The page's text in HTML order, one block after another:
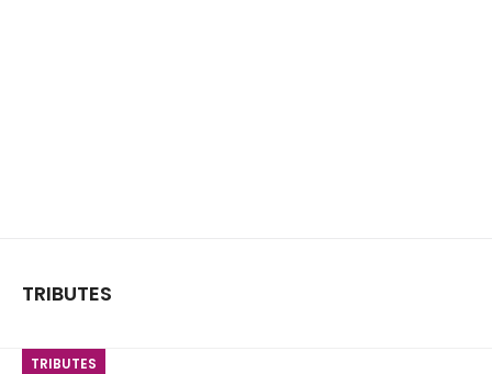
TRIBUTES
TRIBUTES